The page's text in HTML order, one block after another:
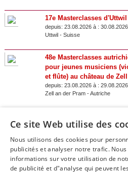
17e Masterclasses d'Uttwil
depuis: 23.08.2026 à : 30.08.2026
Uttwil - Suisse
48e Masterclasses
pour jeunes musiciens
et flûte) au château de
depuis: 23.08.2026 à : 29.08.2026
Zell an der Pram-Autriche
internationales de chant
Zell an der Pram- Autriche
Résultats 1 à 20 sur 45
Ce site Web utilise des
Nous utilisons des cookies pour
publicités et analyser notre trafic.
informations sur votre utilisation de
de publicité et d"analyse qui peuvent